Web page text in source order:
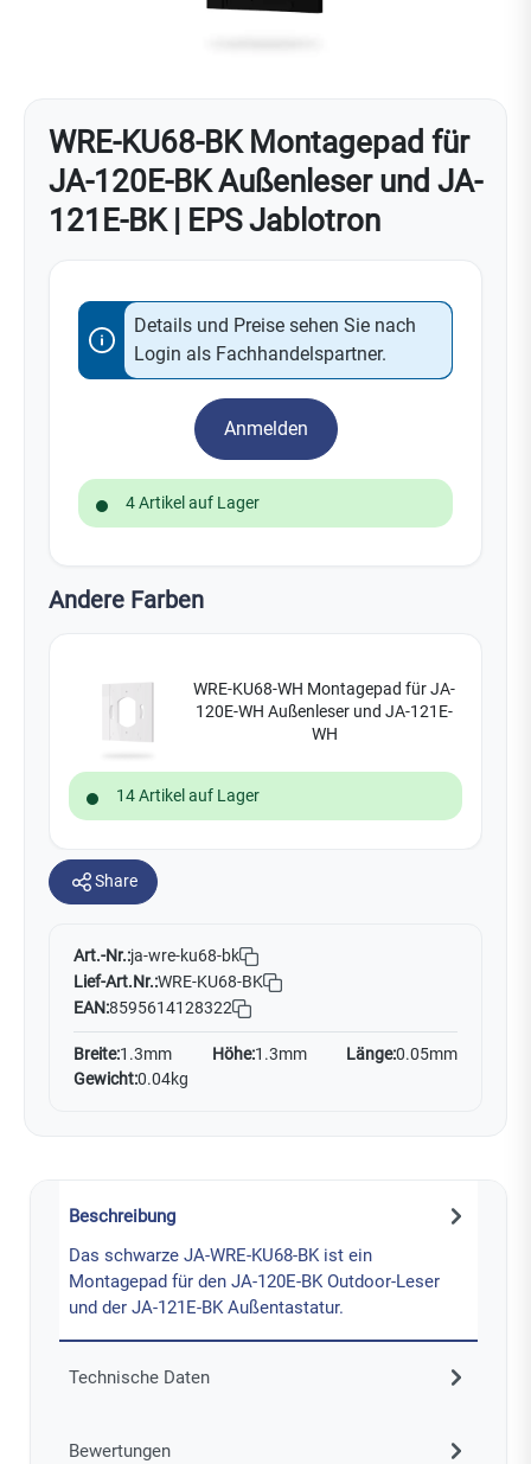
WRE-KU68-BK Montagepad für
JA-120E-BK Außenleser und JA-
121E-BK | EPS Jablotron
Details und Preise sehen Sie nach
Login als Fachhandelspartner.
Anmelden
4 Artikel auf Lager
Andere Farben
WRE-KU68-WH Montagepad für JA-
120E-WH Außenleser und JA-121E-
WH
14 Artikel auf Lager
Share
Art.-Nr.:ja-wre-ku68-bk
Lief-Art.Nr.:WRE-KU68-BK
EAN:8595614128322
Breite:1.3mm Höhe:1.3mm Länge:0.05mm
Gewicht:0.04kg
Beschreibung
Das schwarze JA-WRE-KU68-BK ist ein
Montagepad für den JA-120E-BK Outdoor-Leser
und der JA-121E-BK Außentastatur.
Technische Daten
Bewertungen